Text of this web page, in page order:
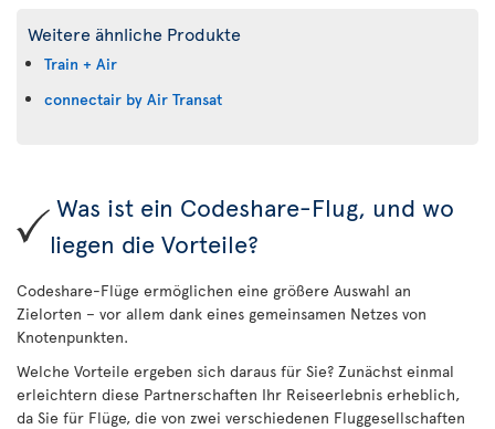
Weitere ähnliche Produkte
Train + Air
connectair by Air Transat
Was ist ein Codeshare-Flug, und wo
liegen die Vorteile?
Codeshare-Flüge ermöglichen eine größere Auswahl an
Zielorten – vor allem dank eines gemeinsamen Netzes von
Knotenpunkten.
Welche Vorteile ergeben sich daraus für Sie? Zunächst einmal
erleichtern diese Partnerschaften Ihr Reiseerlebnis erheblich,
da Sie für Flüge, die von zwei verschiedenen Fluggesellschaften